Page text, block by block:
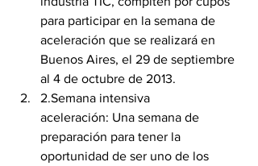
para participar en la semana de
aceleración que se realizará en
Buenos Aires, el 29 de septiembre
al 4 de octubre de 2013.
2.Semana intensiva
aceleración: Una semana de
preparación para tener la
oportunidad de ser uno de los